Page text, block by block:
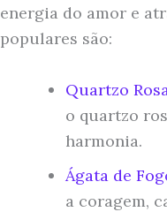
energia do amor e
populares são:
Quartzo
o quartzo
harmonia.
Ágata de
a coragem,